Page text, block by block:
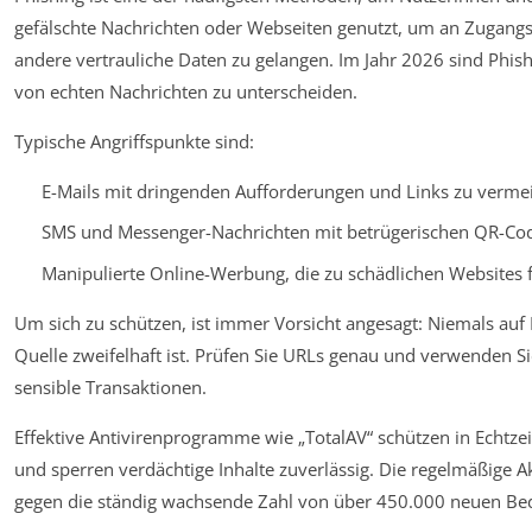
gefälschte Nachrichten oder Webseiten genutzt, um an
andere vertrauliche Daten zu gelangen. Im Jahr 2026 sind
von echten Nachrichten zu unterscheiden.
Typische Angriffspunkte sind:
E-Mails mit dringenden Aufforderungen und Links zu
SMS und Messenger-Nachrichten mit betrügerischen QR-
Manipulierte Online-Werbung, die zu schädlichen Websites
Um sich zu schützen, ist immer Vorsicht angesagt: Niemals
Quelle zweifelhaft ist. Prüfen Sie URLs genau und verwenden
sensible Transaktionen.
Effektive Antivirenprogramme wie „TotalAV“ schützen in
und sperren verdächtige Inhalte zuverlässig. Die regelmäßige
gegen die ständig wachsende Zahl von über 450.000 neuen